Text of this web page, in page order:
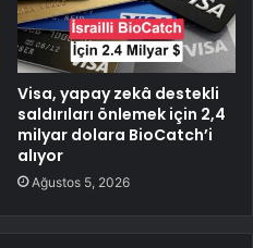
Visa, yapay zekâ destekli
saldırıları önlemek için 2,4
milyar dolara BioCatch’i
alıyor
Ağustos 5, 2026